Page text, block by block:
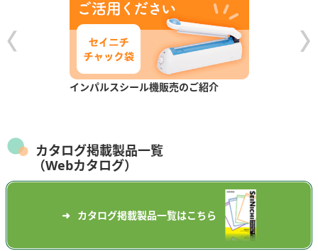
インパルスシール機販売のご紹介
カタログ掲載製品一覧
（Webカタログ）
カタログ掲載製品一覧はこちら